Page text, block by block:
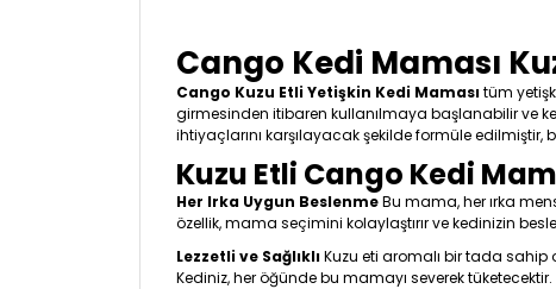
Cango Kedi Maması
Cango Kuzu Etli Yetişkin Kedi Mamasıtüm
girmesinden itibaren kullanılmaya başlanabilir ve
ihtiyaçlarını karşılayacak şekilde formüle
Kuzu Etli Cango Kedi
Her Irka Uygun BeslenmeBu mama, her ırka
özellik, mama seçimini kolaylaştırır ve kedinizin
Lezzetli ve SağlıklıKuzu eti aromalı bir tada sahip
Kediniz, her öğünde bu mamayı severek tüketecektir.